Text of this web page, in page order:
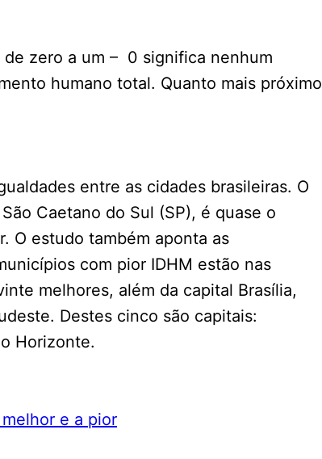
zero a um – 0 significa nenhum
humano total. Quanto mais próximo
entre as cidades brasileiras. O
Caetano do Sul (SP), é quase o
O estudo também aponta as
com pior IDHM estão nas
melhores, além da capital Brasília,
Destes cinco são capitais:
Horizonte.